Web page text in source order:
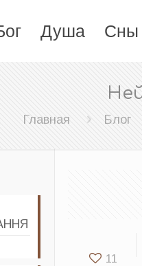
Душа Сны
Главная Блог
11